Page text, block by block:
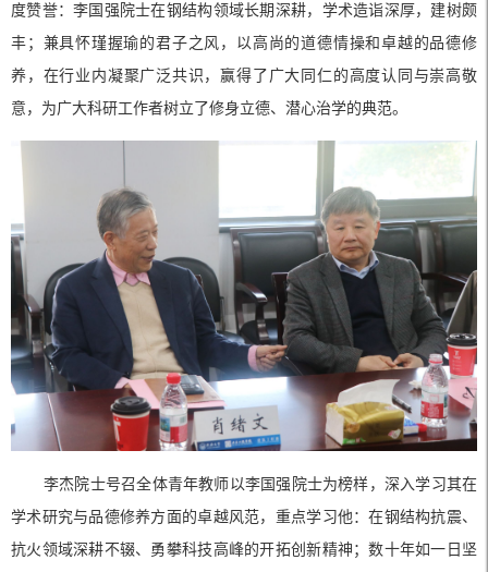
度赞誉：李国强院士在钢结构领域长期深耕，学术造诣深厚，建树颇
丰；兼具怀瑾握瑜的君子之风，以高尚的道德情操和卓越的品德修
养，在行业内凝聚广泛共识，赢得了广大同仁的高度认同与崇高敬
意，为广大科研工作者树立了修身立德、潜心治学的典范。
李杰院士号召全体青年教师以李国强院士为榜样，深入学习其在
学术研究与品德修养方面的卓越风范，重点学习他：在钢结构抗震、
抗火领域深耕不辍、勇攀科技高峰的开拓创新精神；数十年如一日坚